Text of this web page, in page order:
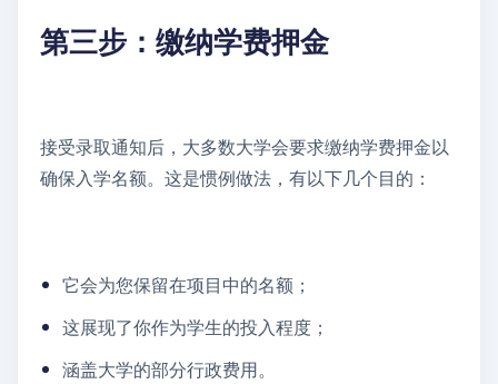
第三步：缴纳学费押金
接受录取通知后，大多数大学会要求缴纳学费押金以
确保入学名额。这是惯例做法，有以下几个目的：
它会为您保留在项目中的名额；
这展现了你作为学生的投入程度；
涵盖大学的部分行政费用。